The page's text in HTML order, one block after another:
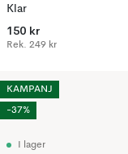
Klar
150 kr
Rek. 249 kr
I lager
KAMPANJ
-37%